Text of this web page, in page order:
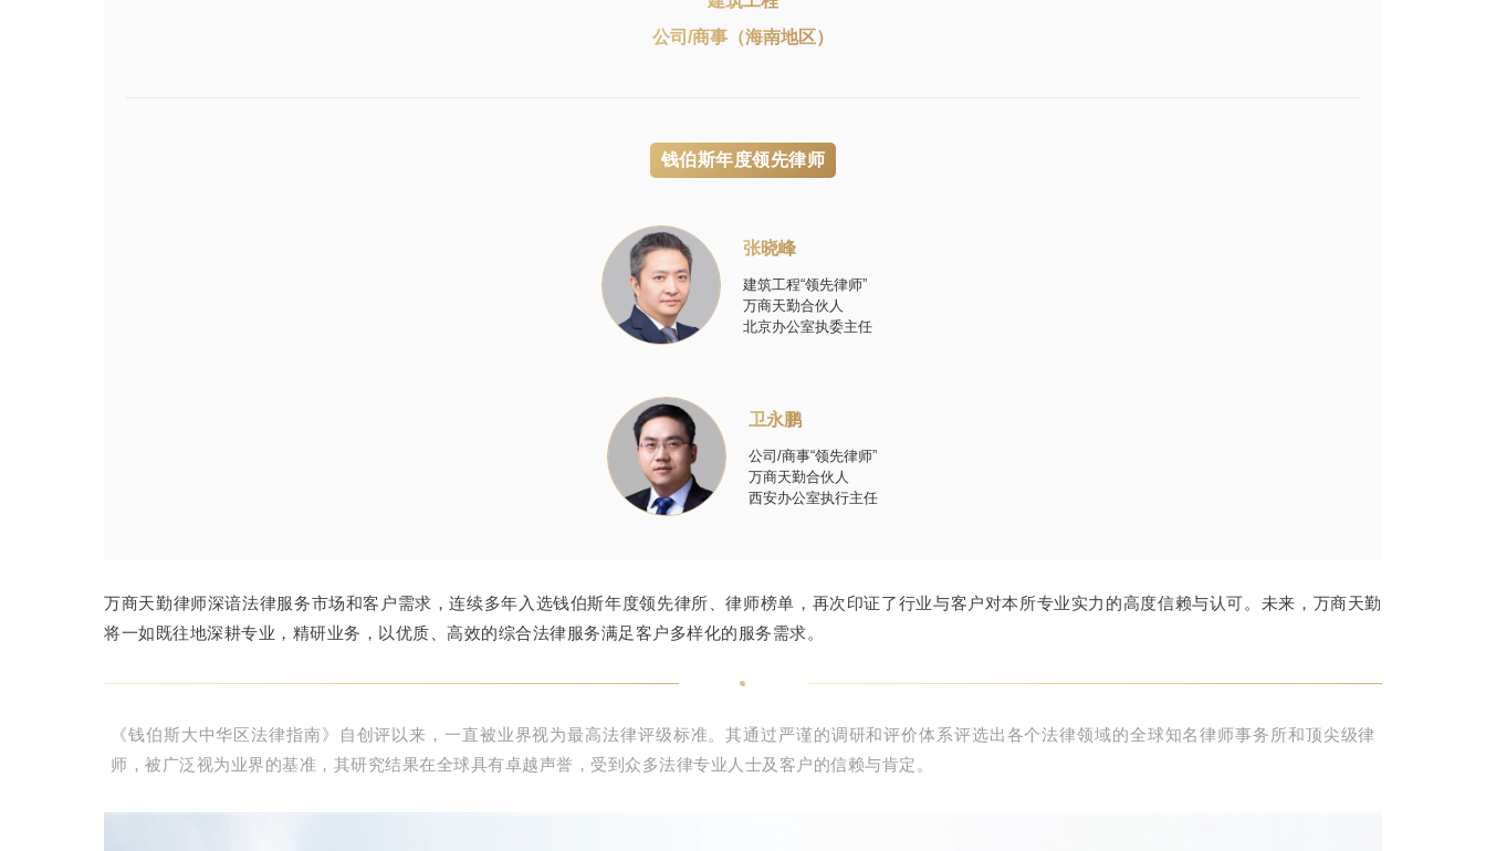
公司/商事（海南地区）
钱伯斯年度领先律师
张晓峰
建筑工程“领先律师”
万商天勤合伙人
北京办公室执委主任
卫永鹏
公司/商事“领先律师”
万商天勤合伙人
西安办公室执行主任
万商天勤律师深谙法律服务市场和客户需求，连续多年入选钱伯斯年度领先律所、律师榜单，再次印证了行业与客户对本所专业实力的高度信赖与认可。未来，万商天勤
将一如既往地深耕专业，精研业务，以优质、高效的综合法律服务满足客户多样化的服务需求。
《钱伯斯大中华区法律指南》自创评以来，一直被业界视为最高法律评级标准。其通过严谨的调研和评价体系评选出各个法律领域的全球知名律师事务所和顶尖级律
师，被广泛视为业界的基准，其研究结果在全球具有卓越声誉，受到众多法律专业人士及客户的信赖与肯定。